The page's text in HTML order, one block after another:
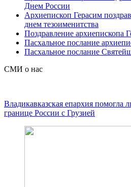
Днем России
Архиепископ Герасим
днем тезоименитства
Поздравление архиепископа
Пасхальное послание
Пасхальное послание
СМИ о нас
Владикавказская епархия помогла
границе России с Грузией